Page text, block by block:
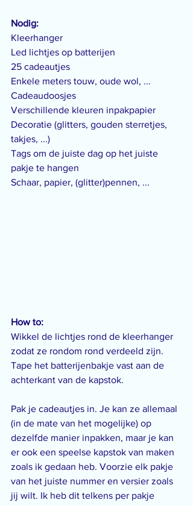
Nodig:
Kleerhanger
Led lichtjes op batterijen
25 cadeautjes
Enkele meters touw, oude wol, ...
Cadeaudoosjes
Verschillende kleuren inpakpapier
Decoratie (glitters, gouden sterretjes,
takjes, ...)
Tags om de juiste dag op het juiste
pakje te hangen
Schaar, papier, (glitter)pennen, ...
How to:
Wikkel de lichtjes rond de kleerhanger
zodat ze rondom rond verdeeld zijn.
Tape het batterijenbakje vast aan de
achterkant van de kapstok.
Pak je cadeautjes in. Je kan ze allemaal
(in de mate van het mogelijke) op
dezelfde manier inpakken, maar je kan
er ook een speelse kapstok van maken
zoals ik gedaan heb. Voorzie elk pakje
van het juiste nummer en versier zoals
jij wilt. Ik heb dit telkens per pakje